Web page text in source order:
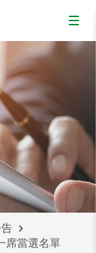
席當選名單